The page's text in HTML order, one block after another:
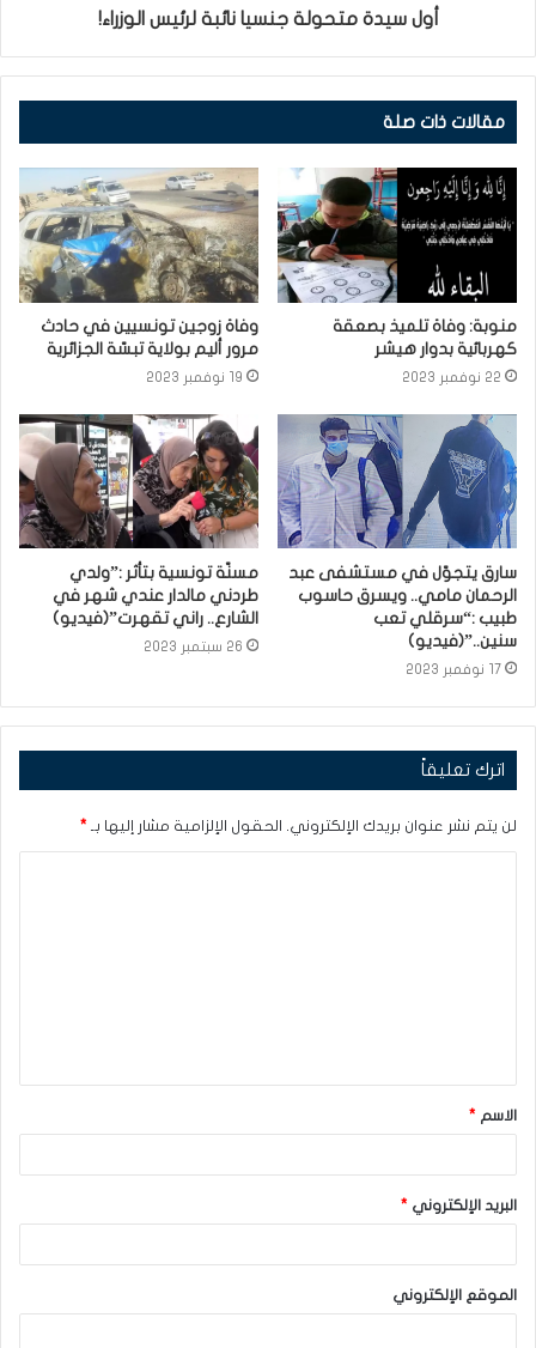
أول سيدة متحولة جنسيا نائبة لرئيس الوزراء!
مقالات ذات صلة
منوبة: وفاة تلميذ بصعقة
كهربائية بدوار هيشر
22 نوفمبر 2023
وفاة زوجين تونسيين في حادث
مرور أليم بولاية تبسّة الجزائرية
19 نوفمبر 2023
سارق يتجوّل في مستشفى عبد
الرحمان مامي.. ويسرق حاسوب
طبيب :“سرقلي تعب
سنين..”(فيديو)
17 نوفمبر 2023
مسنّة تونسية بتأثر :”ولدي
طردني مالدار عندي شهر في
الشارع.. راني تقهرت”(فيديو)
26 سبتمبر 2023
اترك تعليقاً
لن يتم نشر عنوان بريدك الإلكتروني. الحقول الإلزامية مشار إليها بـ *
ق
*
الاسم *
البريد الإلكتروني *
الموقع الإلكتروني